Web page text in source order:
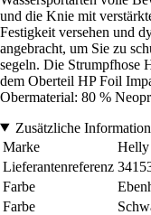
und die Knie mit
Festigkeit versehen und
angebracht, um Sie zu
segeln. Die Strumpfhose
dem Oberteil HP Foil
Obermaterial: 80 %
Zusätzliche
Marke
Helly
Lieferantenreferenz
Farbe
Farbe